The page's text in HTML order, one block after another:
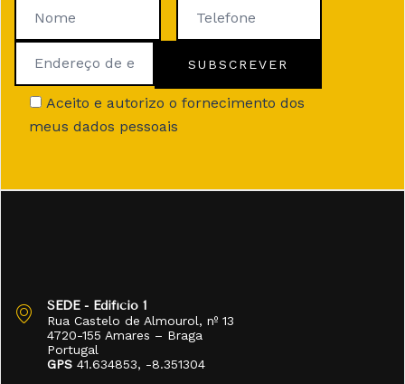
Aceito e autorizo o fornecimento dos
meus dados pessoais
SEDE - Edifício 1
Rua Castelo de Almourol, nº 13
4720-155 Amares – Braga
Portugal
GPS 41.634853, -8.351304